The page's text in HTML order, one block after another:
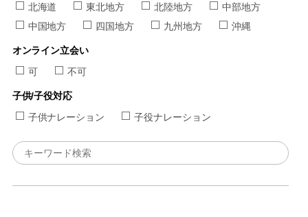
北海道
東北地方 北陸地方
中部地方
中国地方
四国地方 九州地方 沖縄
オンライン立会い
可
不可
子供/子役対応
子供ナレーション
子役ナレーション